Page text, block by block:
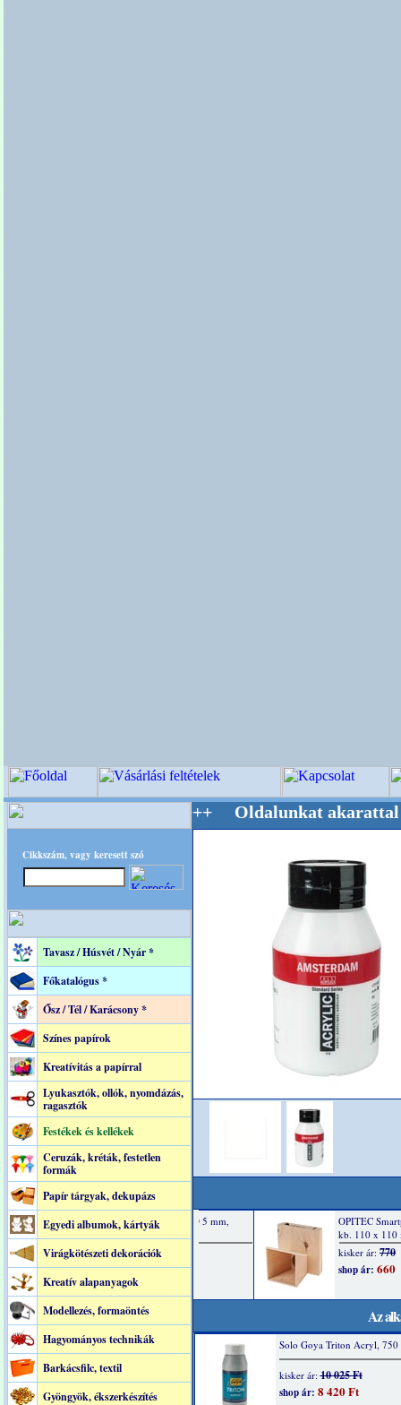
Cikkszám, vagy keresett szó
Tavasz / Húsvét / Nyár *
Főkatalógus *
Ősz / Tél / Karácsony *
Színes papírok
Kreatívitás a papírral
Lyukasztók, ollók, nyomdázás,
ragasztók
Festékek és kellékek
Ceruzák, kréták, festetlen
formák
Papír tárgyak, dekupázs
Egyedi albumok, kártyák
Virágkötészeti dekorációk
Kreatív alapanyagok
Modellezés, formaöntés
Hagyományos technikák
Barkácsfilc, textil
Gyöngyök, ékszerkészítés
+++++++ Oldalunkat akarattal tartjuk
Az
Solo Goya Triton Acryl, 750
kisker ár:10 025 Ft
shop ár: 8 420 Ft